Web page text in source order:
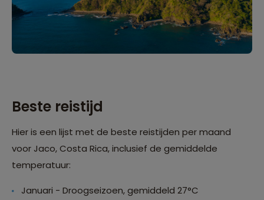
Beste reistijd
Hier is een lijst met de beste reistijden per maand
voor Jaco, Costa Rica, inclusief de gemiddelde
temperatuur:
Januari - Droogseizoen, gemiddeld 27°C